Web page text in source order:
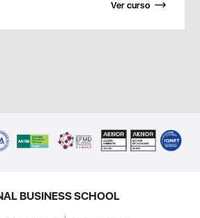
Ver curso
BUSINESS SCHOOL